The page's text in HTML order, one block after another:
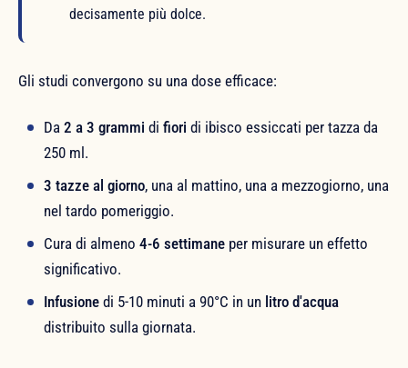
decisamente più dolce.
Gli studi convergono su una dose efficace:
Da 2 a 3 grammi di fiori di ibisco essiccati per tazza da
250 ml.
3 tazze al giorno, una al mattino, una a mezzogiorno, una
nel tardo pomeriggio.
Cura di almeno 4-6 settimane per misurare un effetto
significativo.
Infusione di 5-10 minuti a 90°C in un litro d'acqua
distribuito sulla giornata.